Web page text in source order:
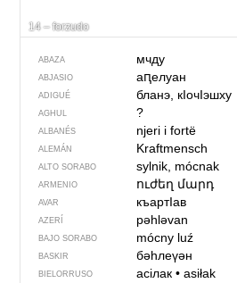
14 – forzudo
ABAZA мчду
ABJASIO аԥелуан
ADIGUÉ бланэ, кIочIэшху
AGHUL ?
ALBANÉS njeri i fortë
ALEMÁN Kraftmensch
ALTO SORABO sylnik, mócnak
ARMENIO ուժեղ մարդ
AVAR къартIав
AZERÍ pəhləvan
BAJO SORABO mócny luź
BASKIR бәһлеүән
BIELORRUSO асілак• asiłak